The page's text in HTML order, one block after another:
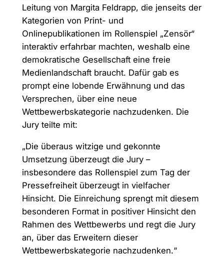
Leitung von Margita Feldrapp, die jenseits der
Kategorien von Print- und
Onlinepublikationen im Rollenspiel „Zensör“
interaktiv erfahrbar machten, weshalb eine
demokratische Gesellschaft eine freie
Medienlandschaft braucht. Dafür gab es
prompt eine lobende Erwähnung und das
Versprechen, über eine neue
Wettbewerbskategorie nachzudenken. Die
Jury teilte mit:
„Die überaus witzige und gekonnte
Umsetzung überzeugt die Jury –
insbesondere das Rollenspiel zum Tag der
Pressefreiheit überzeugt in vielfacher
Hinsicht. Die Einreichung sprengt mit diesem
besonderen Format in positiver Hinsicht den
Rahmen des Wettbewerbs und regt die Jury
an, über das Erweitern dieser
Wettbewerbskategorie nachzudenken.“